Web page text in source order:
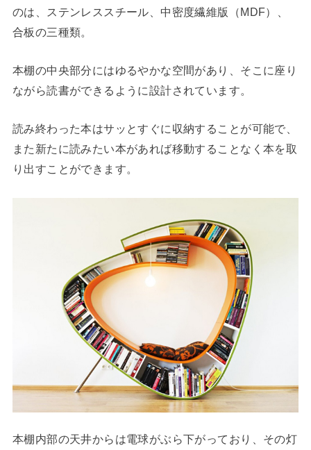
のは、ステンレススチール、中密度繊維版（MDF）、
合板の三種類。
本棚の中央部分にはゆるやかな空間があり、そこに座り
ながら読書ができるように設計されています。
読み終わった本はサッとすぐに収納することが可能で、
また新たに読みたい本があれば移動することなく本を取
り出すことができます。
本棚内部の天井からは電球がぶら下がっており、その灯